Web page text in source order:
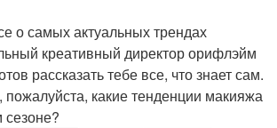
о самых актуальных трендах
креативный директор орифлэйм
рассказать тебе все, что знает сам.
какие тенденции макияжа
сезоне?